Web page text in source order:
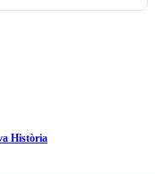
Història